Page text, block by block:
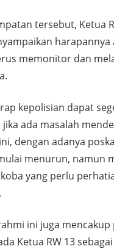
tersebut, Ketua
harapannya
memonitor dan
kepolisian dapat
ada masalah
dengan adanya
menurun, namun
yang perlu
ini juga mencakup
Ketua RW 13